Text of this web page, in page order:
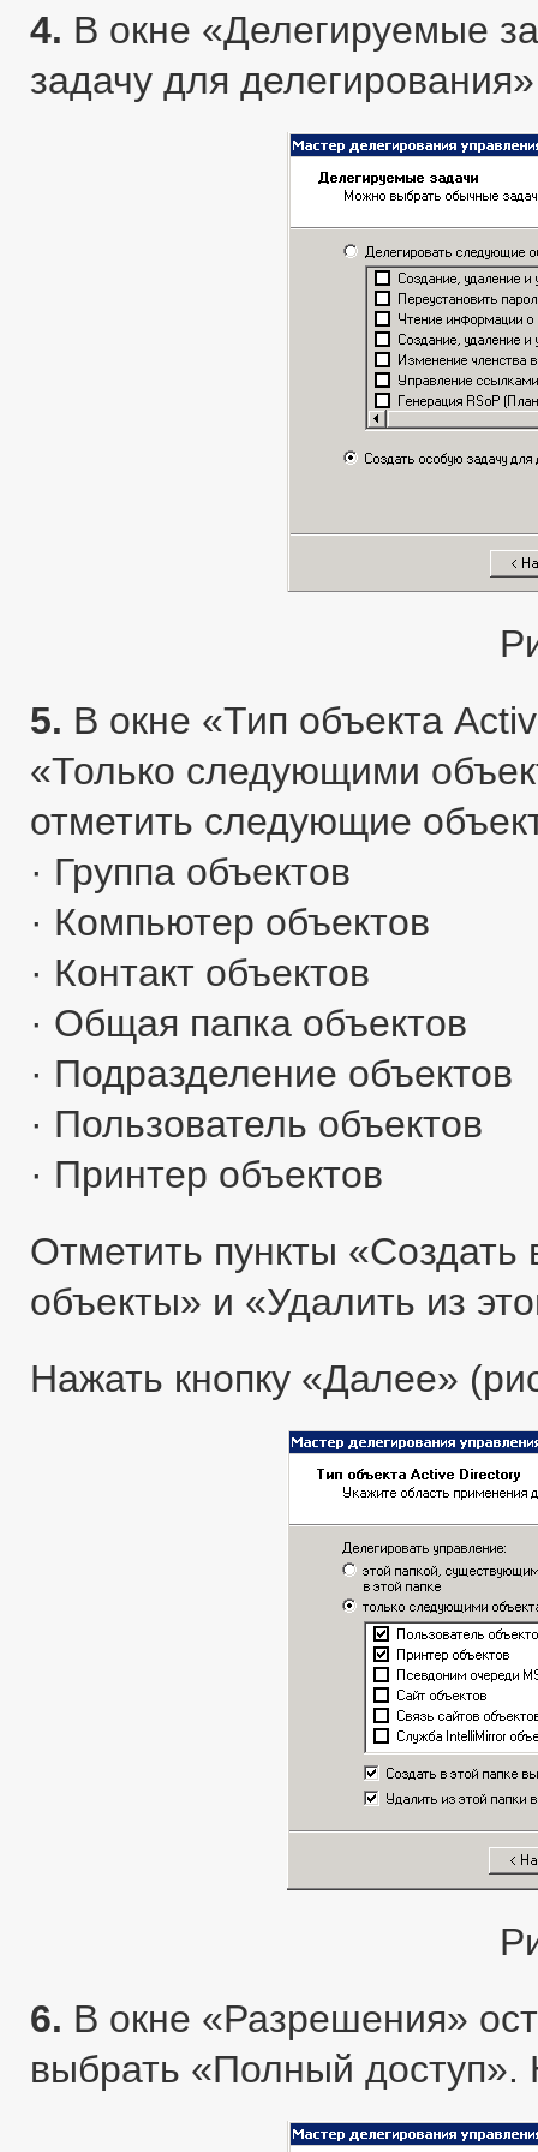
4. В окне «Делегируемые
задачу для
5. В окне «Тип объекта
«Только следующими
отметить следующие
· Группа объектов
· Компьютер объектов
· Контакт объектов
· Общая папка объектов
· Подразделение объектов
· Пользователь объектов
· Принтер объектов
Отметить пункты
объекты» и «Удалить из
Нажать кнопку «Далее»
6. В окне «Разрешения»
выбрать «Полный